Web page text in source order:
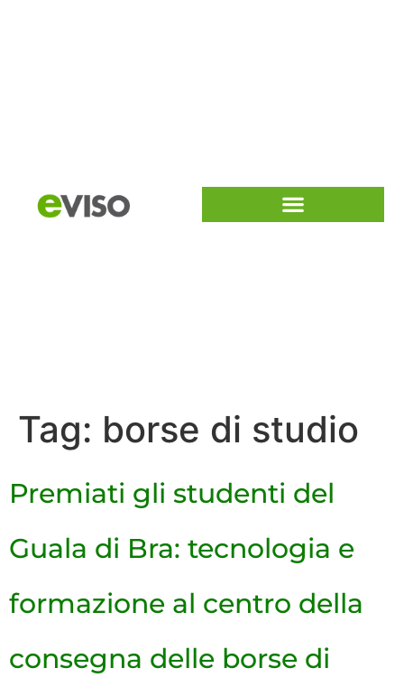
Tag: borse di studio
Premiati gli studenti del
Guala di Bra: tecnologia e
formazione al centro della
consegna delle borse di